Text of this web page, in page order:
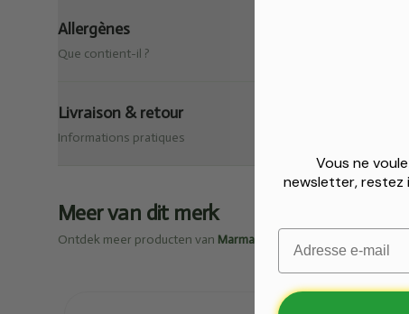
Allergènes
Que contient-il ?
Livraison & retour
Informations pratiques
Meer van dit merk
Ontdek meer producten van Marma
Vous ne
newsletter, restez
Email
Pour toute commande dès
✅
✅